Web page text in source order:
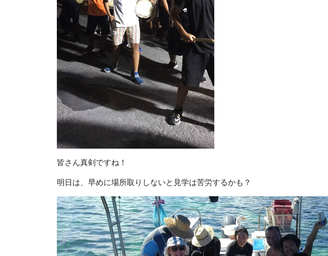
皆さん真剣ですね！
明日は、早めに場所取りしないと見学は苦労するかも？